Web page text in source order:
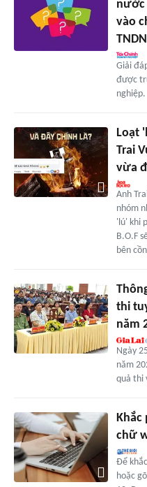
nước
vào
Giải
được
nghiệp.
Loạt
Trai
vừa
Anh
nhóm
'lú' khi
B.O.F
bên
thi
năm
Ngày
năm
quả thi
chữ
Để
hoặc